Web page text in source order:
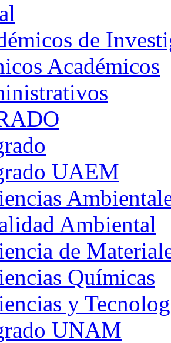
de
Académicos
UAEM
Ambiental
de
Químicas
y
UNAM